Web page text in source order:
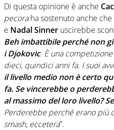
Di questa opinione è anche
pecoraha sostenuto anche
e Nadal Sinner uscirebbe
Beh imbattibile perché non
i Djokovic. È una
dieci, quindici anni fa. I suoi
il livello medio non è certo
fa. Se vincerebbe o
al massimo del loro livello?
Perderebbe perché erano più
smash, eccetera”.